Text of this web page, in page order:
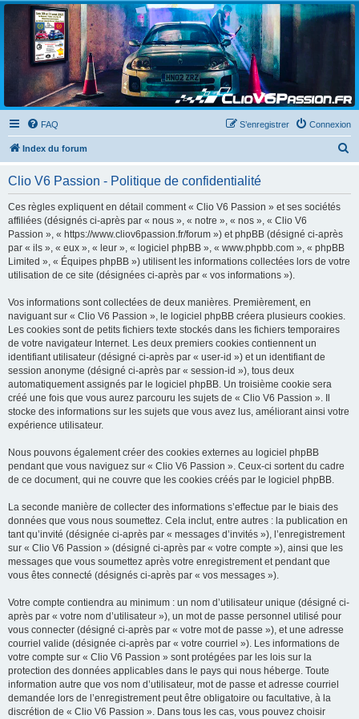
Clio V6 Passion
Le site français des passionnés de Clio V6
FAQ Connexion
S’enregistrer
Index du forum
Clio V6 Passion - Politique de confidentialité
Ces règles expliquent en détail comment « Clio V6 Passion » et ses sociétés
affiliées (désignés ci-après par « nous », « notre », « nos », « Clio V6
Passion », « https://www.cliov6passion.fr/forum ») et phpBB (désigné ci-après
par « ils », « eux », « leur », « logiciel phpBB », « www.phpbb.com », « phpBB
Limited », « Équipes phpBB ») utilisent les informations collectées lors de votre
utilisation de ce site (désignées ci-après par « vos informations »).
Vos informations sont collectées de deux manières. Premièrement, en
naviguant sur « Clio V6 Passion », le logiciel phpBB créera plusieurs cookies.
Les cookies sont de petits fichiers texte stockés dans les fichiers temporaires
de votre navigateur Internet. Les deux premiers cookies contiennent un
identifiant utilisateur (désigné ci-après par « user-id ») et un identifiant de
session anonyme (désigné ci-après par « session-id »), tous deux
automatiquement assignés par le logiciel phpBB. Un troisième cookie sera
créé une fois que vous aurez parcouru les sujets de « Clio V6 Passion ». Il
stocke des informations sur les sujets que vous avez lus, améliorant ainsi votre
expérience utilisateur.
Nous pouvons également créer des cookies externes au logiciel phpBB
pendant que vous naviguez sur « Clio V6 Passion ». Ceux-ci sortent du cadre
de ce document, qui ne couvre que les cookies créés par le logiciel phpBB.
La seconde manière de collecter des informations s’effectue par le biais des
données que vous nous soumettez. Cela inclut, entre autres : la publication en
tant qu’invité (désignée ci-après par « messages d’invités »), l’enregistrement
sur « Clio V6 Passion » (désigné ci-après par « votre compte »), ainsi que les
messages que vous soumettez après votre enregistrement et pendant que
vous êtes connecté (désignés ci-après par « vos messages »).
Votre compte contiendra au minimum : un nom d’utilisateur unique (désigné ci-
après par « votre nom d’utilisateur »), un mot de passe personnel utilisé pour
vous connecter (désigné ci-après par « votre mot de passe »), et une adresse
courriel valide (désignée ci-après par « votre courriel »). Les informations de
votre compte sur « Clio V6 Passion » sont protégées par les lois sur la
protection des données applicables dans le pays qui nous héberge. Toute
information autre que vos nom d’utilisateur, mot de passe et adresse courriel
demandée lors de l’enregistrement peut être obligatoire ou facultative, à la
discrétion de « Clio V6 Passion ». Dans tous les cas, vous pouvez choisir